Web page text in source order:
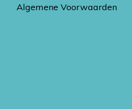
Algemene Voorwaarden